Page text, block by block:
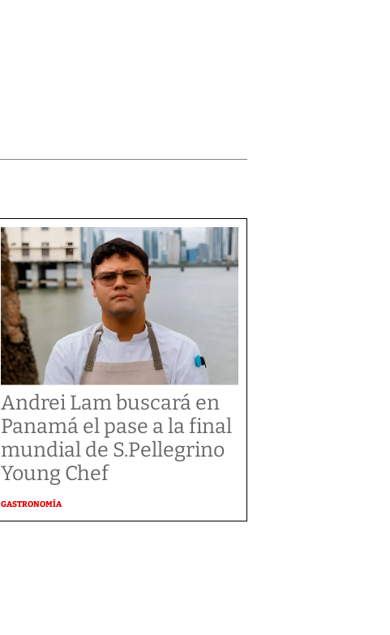
Andrei Lam buscará en
Panamá el pase a la final
mundial de S.Pellegrino
Young Chef
GASTRONOMÍA